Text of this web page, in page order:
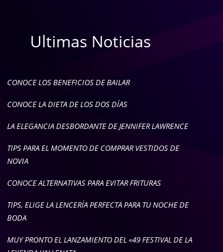
Ultimas Noticias
CONOCE LOS BENEFICIOS DE BAILAR
CONOCE LA DIETA DE LOS DOS DÍAS
LA ELEGANCIA DESBORDANTE DE JENNIFER LAWRENCE
TIPS PARA EL MOMENTO DE COMPRAR VESTIDOS DE
NOVIA
CONOCE ALTERNATIVAS PARA EVITAR FRITURAS
TIPS, ELIGE LA LENCERÍA PERFECTA PARA TU NOCHE DE
BODA
MUY PRONTO EL LANZAMIENTO DEL «49 FESTIVAL DE LA